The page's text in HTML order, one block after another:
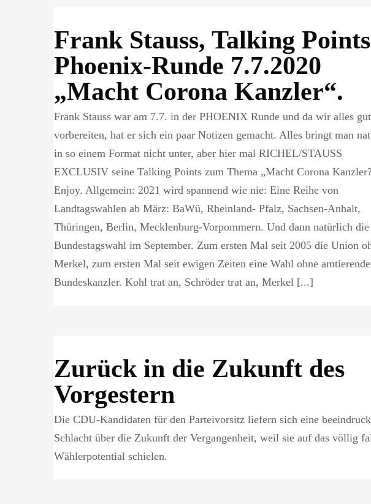
Frank Stauss, Talking Points
Phoenix-Runde 7.7.2020
„Macht Corona Kanzler“.
Frank Stauss war am 7.7. in der PHOENIX Runde und da wir alles gut
vorbereiten, hat er sich ein paar Notizen gemacht. Alles bringt man
in so einem Format nicht unter, aber hier mal RICHEL/STAUSS
EXCLUSIV seine Talking Points zum Thema „Macht Corona
Enjoy. Allgemein: 2021 wird spannend wie nie: Eine Reihe von
Landtagswahlen ab März: BaWü, Rheinland- Pfalz, Sachsen-Anhalt,
Thüringen, Berlin, Mecklenburg-Vorpommern. Und dann natürlich die
Bundestagswahl im September. Zum ersten Mal seit 2005 die Union
Merkel, zum ersten Mal seit ewigen Zeiten eine Wahl ohne
Bundeskanzler. Kohl trat an, Schröder trat an, Merkel [...]
Zurück in die Zukunft des
Vorgestern
Die CDU-Kandidaten für den Parteivorsitz liefern sich eine
Schlacht über die Zukunft der Vergangenheit, weil sie auf das völlig
Wählerpotential schielen.